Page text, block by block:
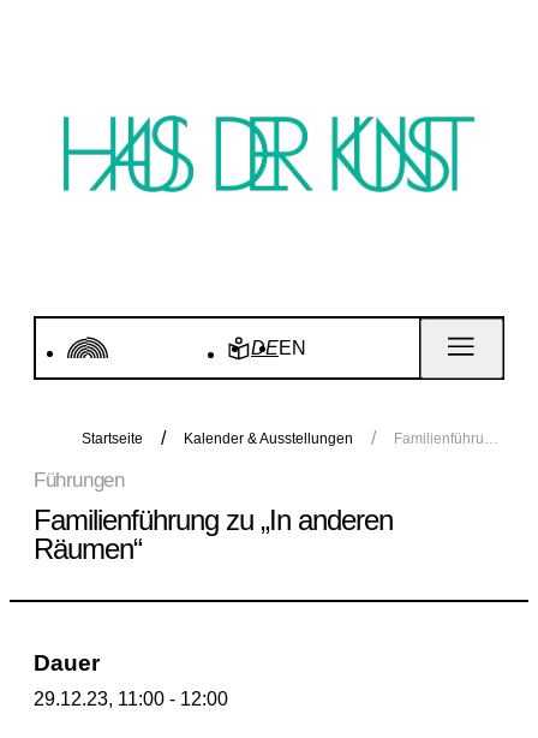
DEEN
Startseite Kalender & Ausstellungen Familienführung zu „In anderen Räumen“
Führungen
Familienführung zu „In anderen
Räumen“
Dauer
29.12.23, 11:00 - 12:00